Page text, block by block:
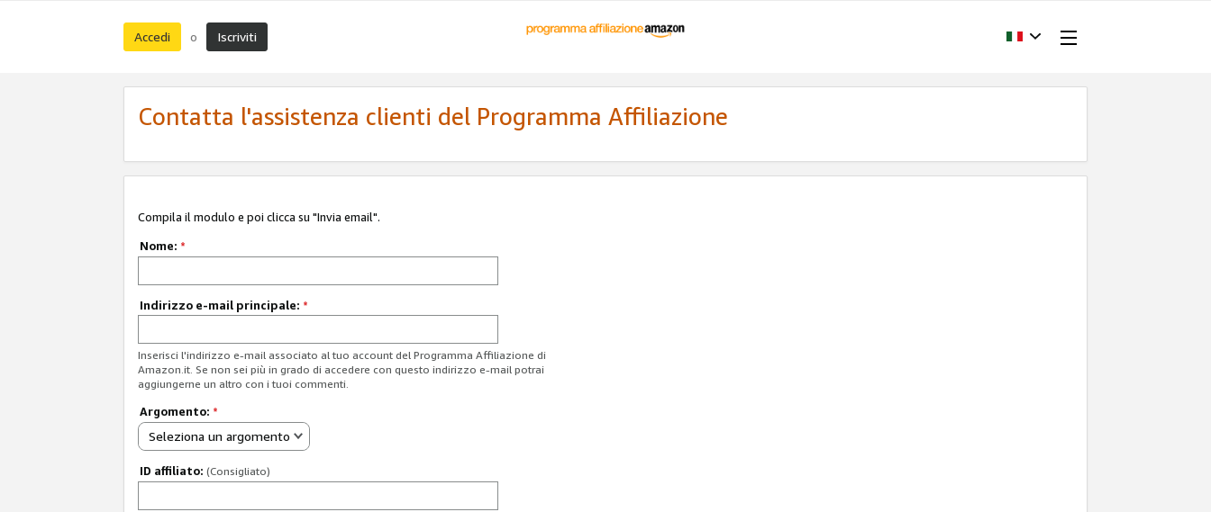
Accedi o Iscriviti
Contatta l'assistenza clienti del Programma Affiliazione
Compila il modulo e poi clicca su "Invia email".
Nome: *
Indirizzo e-mail principale: *
Inserisci l'indirizzo e-mail associato al tuo account del Programma Affiliazione di
Amazon.it. Se non sei più in grado di accedere con questo indirizzo e-mail potrai
aggiungerne un altro con i tuoi commenti.
Argomento: *
Seleziona un argomento
ID affiliato: (Consigliato)